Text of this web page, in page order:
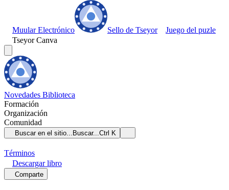
Muular Electrónico Sello de Tseyor
Juego del puzle
Tseyor Canva
Novedades Biblioteca
Formación
Organización
Comunidad
Buscar en el sitio... Buscar...Ctrl K
Términos
Descargarlibro
Comparte